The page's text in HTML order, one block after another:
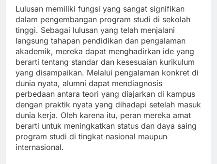
Lulusan memiliki fungsi yang sangat signifikan
dalam pengembangan program studi di sekolah
tinggi. Sebagai lulusan yang telah menjalani
langsung tahapan pendidikan dan pengalaman
akademik, mereka dapat menghadirkan ide yang
berarti tentang standar dan kesesuaian kurikulum
yang disampaikan. Melalui pengalaman konkret di
dunia nyata, alumni dapat mendiagnosis
perbedaan antara teori yang diajarkan di kampus
dengan praktik nyata yang dihadapi setelah masuk
dunia kerja. Oleh karena itu, peran mereka amat
berarti untuk meningkatkan status dan daya saing
program studi di tingkat nasional maupun
internasional.